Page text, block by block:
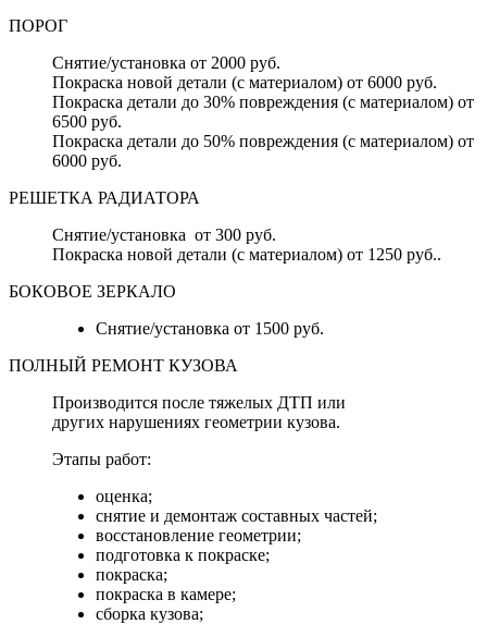
ПОРОГ
Снятие/установка от 2000 руб.
Покраска новой детали (с материалом) от 6000 руб.
Покраска детали до 30% повреждения (с материалом) от
6500 руб.
Покраска детали до 50% повреждения (с материалом) от
6000 руб.
РЕШЕТКА РАДИАТОРА
Снятие/установка от 300 руб.
Покраска новой детали (с материалом) от 1250 руб..
БОКОВОЕ ЗЕРКАЛО
Снятие/установка от 1500 руб.
ПОЛНЫЙ РЕМОНТ КУЗОВА
Производится после тяжелых ДТП или
других нарушениях геометрии кузова.
Этапы работ:
оценка;
снятие и демонтаж составных частей;
восстановление геометрии;
подготовка к покраске;
покраска;
покраска в камере;
сборка кузова;